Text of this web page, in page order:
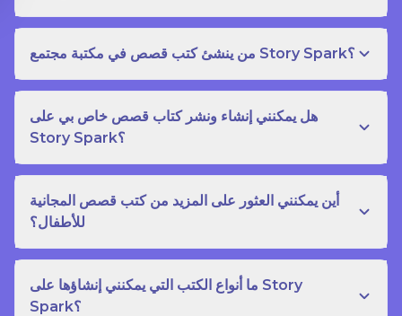
من ينشئ كتب قصص في مكتبة مجتمع Story Spark؟
هل يمكنني إنشاء ونشر كتاب قصص خاص بي على
Story Spark؟
أين يمكنني العثور على المزيد من كتب قصص المجانية
للأطفال؟
ما أنواع الكتب التي يمكنني إنشاؤها على Story
Spark؟